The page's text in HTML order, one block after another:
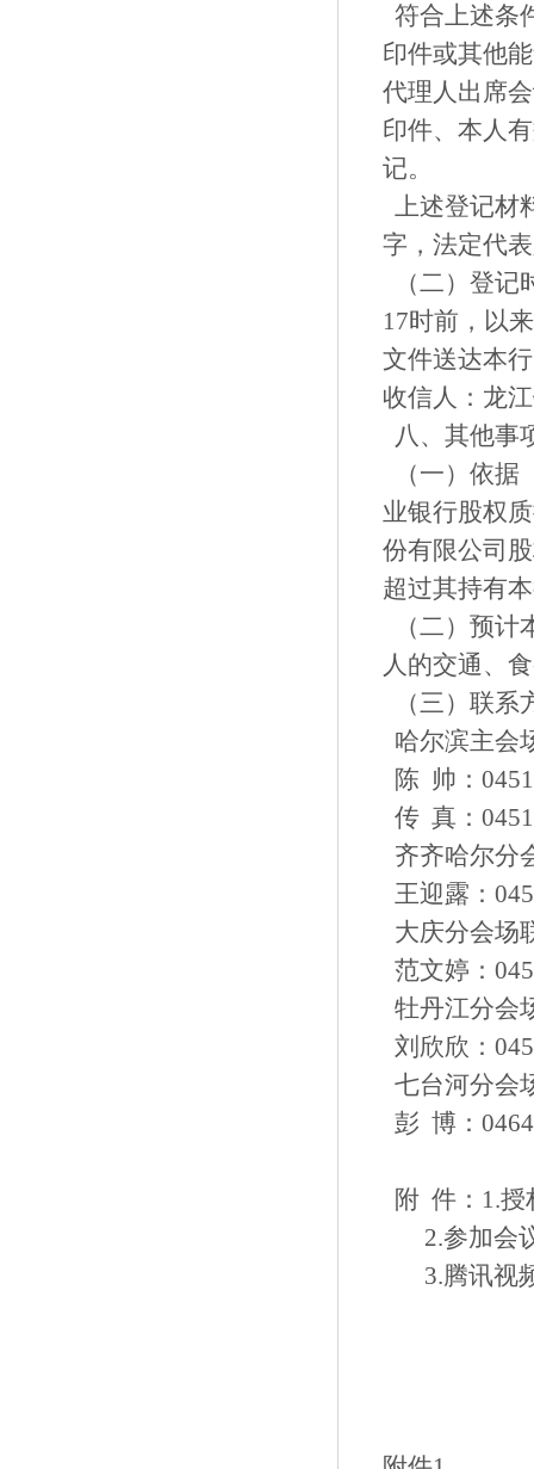
符合上述条
印件或其他
代理人出席
印件、本人
记。
上述登记材
字，法定代
（二）登记
17时前，以
文件送达本
收信人：龙
八、其
（一）依据
业银行股权
份有限公司
超过其持有
（二）预计
人的交通、
（三）联系
哈尔滨主会
陈 帅：
传 真：
齐齐哈尔分
王迎露：
大庆分会场
范文婷：
牡丹江分会
刘欣欣：
七台河分会
彭 博：
附 件：1.授
2.参加会
3.腾讯视